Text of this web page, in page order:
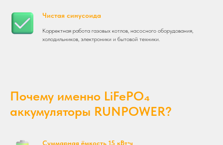
Чистая синусоида
Корректная работа газовых котлов, насосного оборудования,
холодильников, электроники и бытовой техники.
Почему именно LiFePO₄
аккумуляторы RUNPOWER?
Суммарная ёмкость 15 кВт⋅ч